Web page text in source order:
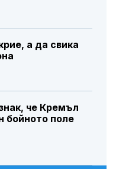
а да свика
че Кремъл
бойното поле